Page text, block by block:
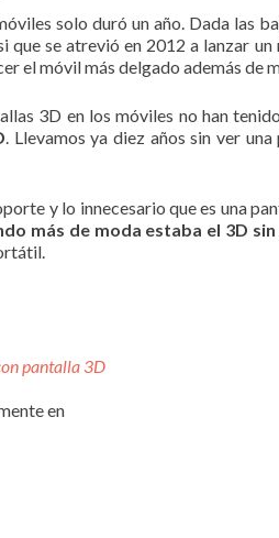
solo duró un año. Dada las
que se atrevió en 2012 a lanzar
el móvil más delgado además de
3D en los móviles no han
. Llevamos ya diez años sin ver
y lo innecesario que es una
más de moda estaba el 3D
pantalla 3D
en